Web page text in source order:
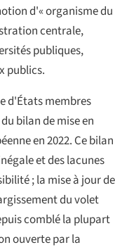
d'« organisme du
centrale,
publiques,
publics.
d'États membres
bilan de mise en
en 2022. Ce bilan
et des lacunes
; la mise à jour de
du volet
comblé la plupart
ouverte par la